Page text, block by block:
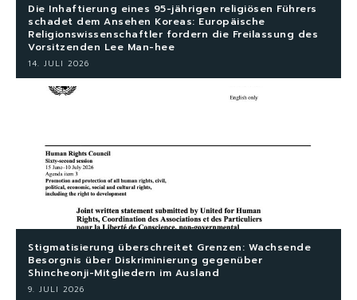
Die Inhaftierung eines 95-jährigen religiösen Führers
schadet dem Ansehen Koreas: Europäische
Religionswissenschaftler fordern die Freilassung des
Vorsitzenden Lee Man-hee
14. JULI 2026
Stigmatisierung überschreitet Grenzen: Wachsende
Besorgnis über Diskriminierung gegenüber
Shincheonji-Mitgliedern im Ausland
9. JULI 2026